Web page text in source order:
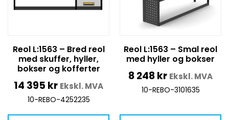
Reol L:1563 – Bred reol
med skuffer, hyller,
bokser og kofferter
14 395 kr Ekskl. MVA
10-REBO-4252235
Reol L:1563 – Smal reol
med hyller og bokser
8 248kr Ekskl. MVA
10-REBO-3101635